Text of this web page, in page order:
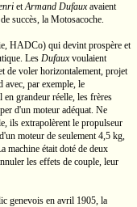
etArmand Dufauxavaient
succès, la Motosacoche.
HADCo) qui devint prospère et
Les Dufauxvoulaient
de voler horizontalement, projet
avec, par exemple, le
grandeur réelle, les frères
d'un moteur adéquat. Ne
ils extrapolèrent le propulseur
d'un moteur de seulement4,5 kg,
machine était doté de deux
les effets de couple, leur
genevois en avril 1905, la